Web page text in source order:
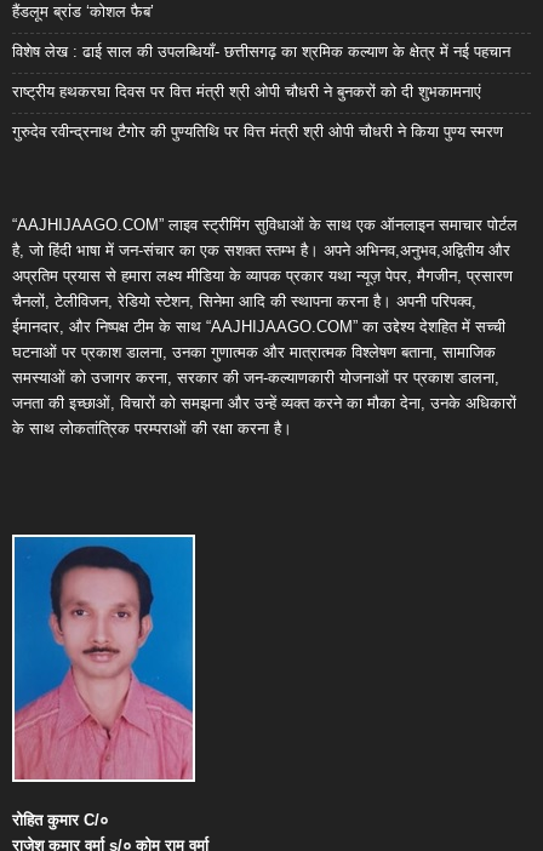
हैंडलूम ब्रांड ‘कोशल फैब’
विशेष लेख : ढाई साल की उपलब्धियाँ- छत्तीसगढ़ का श्रमिक कल्याण के क्षेत्र में नई पहचान
राष्ट्रीय हथकरघा दिवस पर वित्त मंत्री श्री ओपी चौधरी ने बुनकरों को दी शुभकामनाएं
गुरुदेव रवीन्द्रनाथ टैगोर की पुण्यतिथि पर वित्त मंत्री श्री ओपी चौधरी ने किया पुण्य स्मरण
“AAJHIJAAGO.COM” लाइव स्ट्रीमिंग सुविधाओं के साथ एक ऑनलाइन समाचार पोर्टल
है, जो हिंदी भाषा में जन-संचार का एक सशक्त स्तम्भ है। अपने अभिनव,अनुभव,अद्वितीय और
अप्रतिम प्रयास से हमारा लक्ष्य मीडिया के व्यापक प्रकार यथा न्यूज़ पेपर, मैगजीन, प्रसारण
चैनलों, टेलीविजन, रेडियो स्टेशन, सिनेमा आदि की स्थापना करना है। अपनी परिपक्व,
ईमानदार, और निष्पक्ष टीम के साथ “AAJHIJAAGO.COM” का उद्देश्य देशहित में सच्ची
घटनाओं पर प्रकाश डालना, उनका गुणात्मक और मात्रात्मक विश्लेषण बताना, सामाजिक
समस्याओं को उजागर करना, सरकार की जन-कल्याणकारी योजनाओं पर प्रकाश डालना,
जनता की इच्छाओं, विचारों को समझना और उन्हें व्यक्त करने का मौका देना, उनके अधिकारों
के साथ लोकतांत्रिक परम्पराओं की रक्षा करना है।
रोहित कुमारC/०
राजेश कुमार वर्माs/० कोमू राम वर्मा